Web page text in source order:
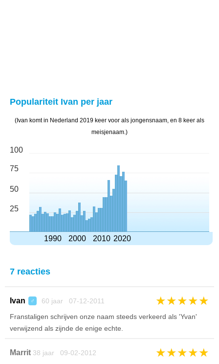
Populariteit Ivan per jaar
(Ivan komt in Nederland 2019 keer voor als jongensnaam, en 8 keer als
meisjenaam.)
100
75
50
25
1990 2000 2010 2020
7 reacties
Ivan ♂ 60 jaar 07-12-2011 ★★★★★
Franstaligen schrijven onze naam steeds verkeerd als 'Yvan'
verwijzend als zijnde de enige echte.
Marrit 38 jaar 09-02-2012 ★★★★★